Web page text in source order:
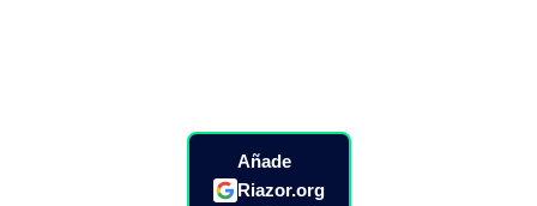
Añade
Riazor.org